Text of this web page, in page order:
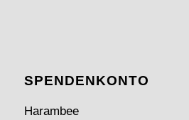
SPENDEN­KONTO
Harambee